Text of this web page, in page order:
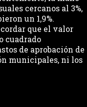
cercanos al 3%,
un 1,9%.
que el valor
cuadrado
de aprobación de
municipales, ni los